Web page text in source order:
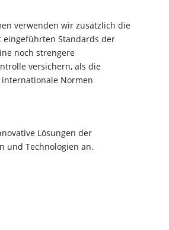
verwenden wir zusätzlich die
eingeführten Standards der
noch strengere
versichern, als die
Normen
Lösungen der
und Technologien an.